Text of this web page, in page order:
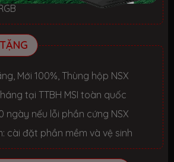
Mới 100%, Thùng hộp NSX
tại TTBH MSI toàn quốc
ngày nếu lỗi phần cứng NSX
cài đặt phần mềm và vệ sinh